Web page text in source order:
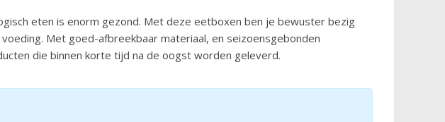
eten is enorm gezond. Met deze eetboxen ben je bewuster bezig
Met goed-afbreekbaar materiaal, en seizoensgebonden
die binnen korte tijd na de oogst worden geleverd.